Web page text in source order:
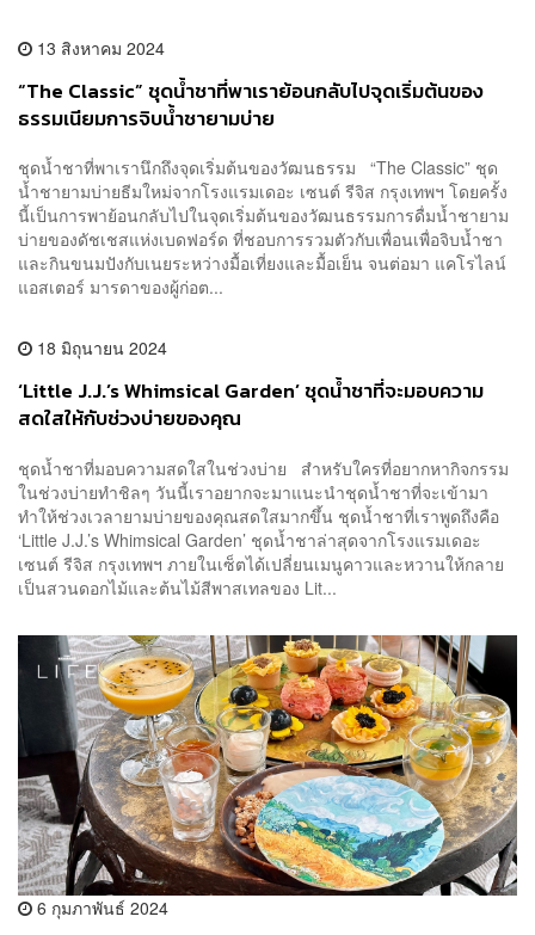
13 สิงหาคม 2024
“The Classic” ชุดน้ำชาที่พาเราย้อนกลับไปจุดเริ่มต้นของ
ธรรมเนียมการจิบน้ำชายามบ่าย
ชุดน้ำชาที่พาเรานึกถึงจุดเริ่มต้นของวัฒนธรรม “The Classic” ชุด
น้ำชายามบ่ายธีมใหม่จากโรงแรมเดอะ เซนต์ รีจิส กรุงเทพฯ โดยครั้ง
นี้เป็นการพาย้อนกลับไปในจุดเริ่มต้นของวัฒนธรรมการดื่มน้ำชายาม
บ่ายของดัชเชสแห่งเบดฟอร์ด ที่ชอบการรวมตัวกับเพื่อนเพื่อจิบน้ำชา
และกินขนมปังกับเนยระหว่างมื้อเที่ยงและมื้อเย็น จนต่อมา แคโรไลน์
แอสเตอร์ มารดาของผู้ก่อต...
18 มิถุนายน 2024
‘Little J.J.’s Whimsical Garden’ ชุดน้ำชาที่จะมอบความ
สดใสให้กับช่วงบ่ายของคุณ
ชุดน้ำชาที่มอบความสดใสในช่วงบ่าย สำหรับใครที่อยากหากิจกรรม
ในช่วงบ่ายทำชิลๆ วันนี้เราอยากจะมาแนะนำชุดน้ำชาที่จะเข้ามา
ทำให้ช่วงเวลายามบ่ายของคุณสดใสมากขึ้น ชุดน้ำชาที่เราพูดถึงคือ
‘Little J.J.’s Whimsical Garden’ ชุดน้ำชาล่าสุดจากโรงแรมเดอะ
เซนต์ รีจิส กรุงเทพฯ ภายในเซ็ตได้เปลี่ยนเมนูคาวและหวานให้กลาย
เป็นสวนดอกไม้และต้นไม้สีพาสเทลของ Lit...
6 กุมภาพันธ์ 2024